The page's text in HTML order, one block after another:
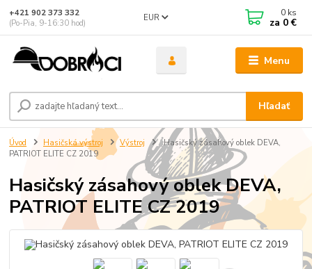
Menu
EUR
Hľadať
+421 902 373 332
(Po-Pia, 9-16:30 hod)
0 ks
za 0 €
Úvod Hasičská výstroj Výstroj
Hasičský zásahový oblek DEVA,
PATRIOT ELITE CZ 2019
Hasičský zásahový oblek DEVA,
PATRIOT ELITE CZ 2019